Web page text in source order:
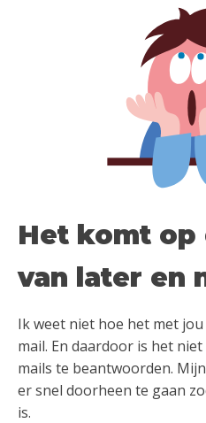
Het komt op
van later en
Ik weet niet hoe het met
mail. En daardoor is het
mails te beantwoorden.
er snel doorheen te gaan
is.